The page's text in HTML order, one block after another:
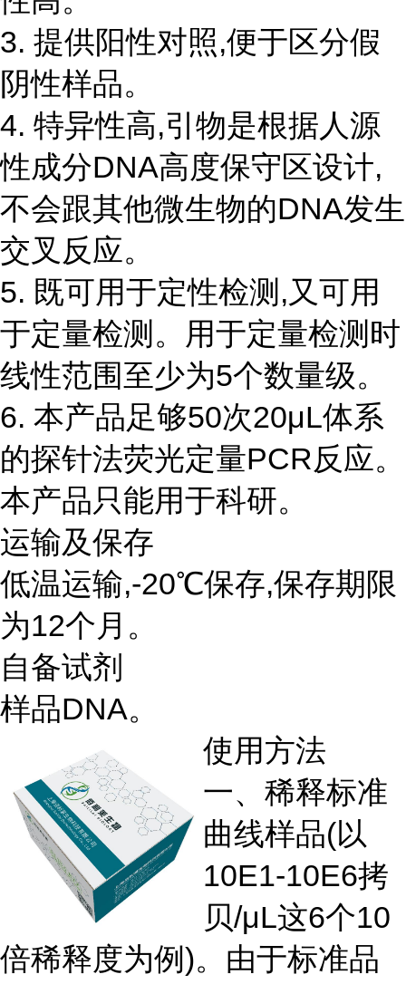
3. 提供阳性对照,便于区分假
阴性样品。
4. 特异性高,引物是根据人源
性成分DNA高度保守区设计,
不会跟其他微生物的DNA发生
交叉反应。
5. 既可用于定性检测,又可用
于定量检测。用于定量检测时
线性范围至少为5个数量级。
6. 本产品足够50次20μL体系
的探针法荧光定量PCR反应。
本产品只能用于科研。
运输及保存
低温运输,-20℃保存,保存期限
为12个月。
自备试剂
样品DNA。
使用方法
一、稀释标准
曲线样品(以
10E1-10E6拷
贝/μL这6个10
倍稀释度为例)。由于标准品